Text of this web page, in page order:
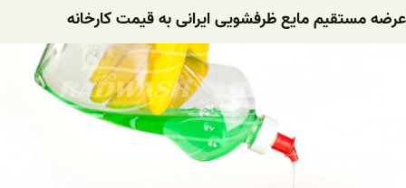
عرضه مستقیم مایع ظرفشویی ایرانی به قیمت کارخانه